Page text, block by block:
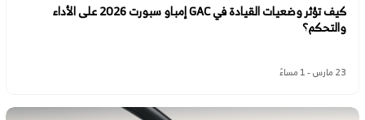
كيف تؤثر وضعيات القيادة في GAC إمباو سبورت 2026 على الأداء
والتحكم؟
23 مارس - 1 مساءً